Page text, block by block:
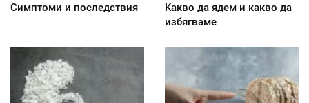
Симптоми и последствия
Kакво да ядем и какво да
избягваме